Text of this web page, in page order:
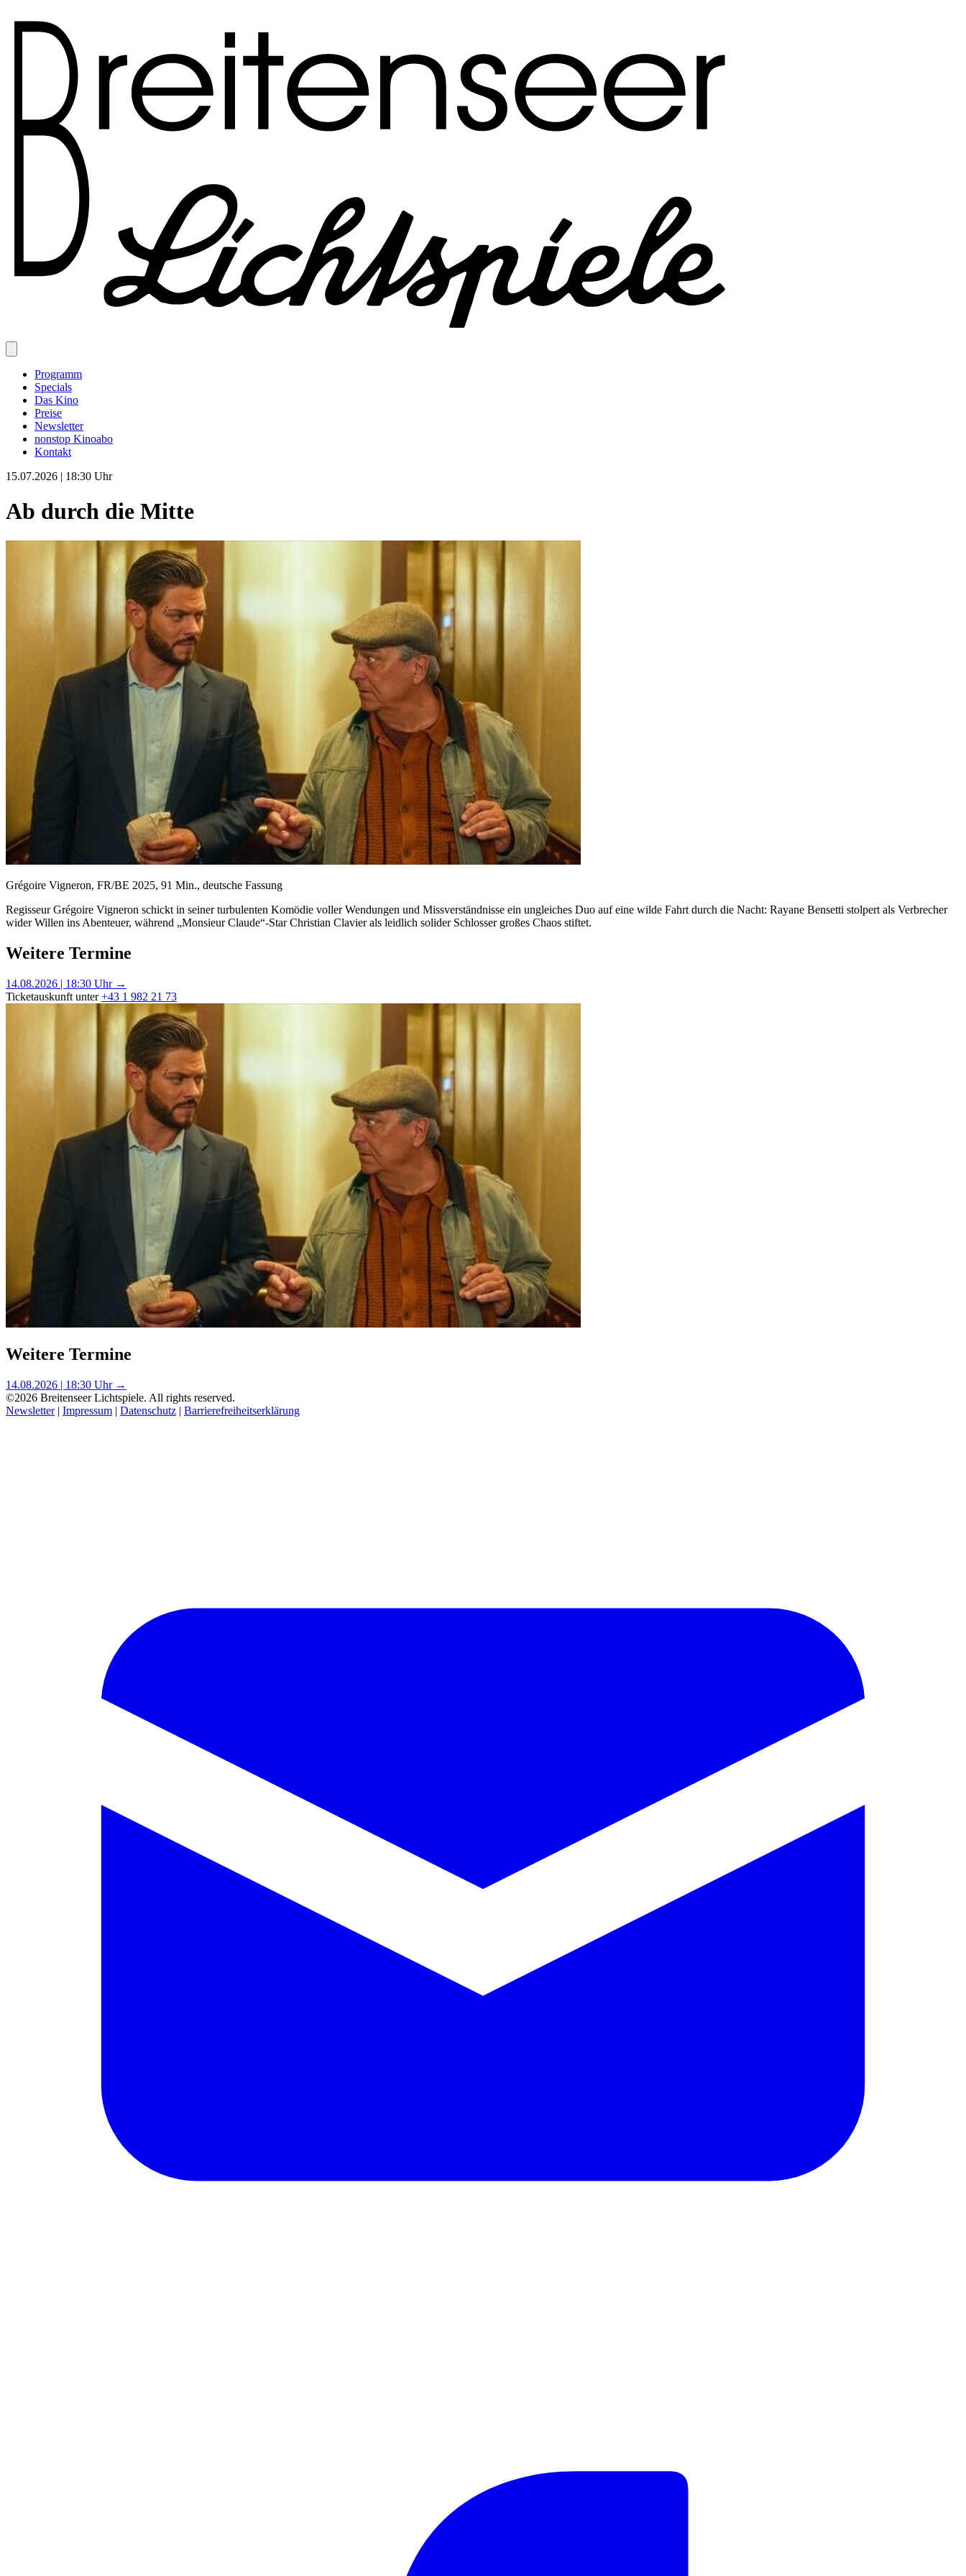
Programm
Specials
Das Kino
Preise
Newsletter
nonstop Kinoabo
Kontakt
15.07.2026 | 18:30 Uhr
Ab durch die Mitte
Grégoire Vigneron, FR/BE 2025, 91 Min., deutsche Fassung
Regisseur Grégoire Vigneron schickt in seiner turbulenten Komödie voller Wendungen und Missverständnisse ein ungleiches Duo auf eine wilde Fahrt durch die Nacht: Rayane Bensetti stolpert als Verbrecher
wider Willen ins Abenteuer, während „Monsieur Claude“-Star Christian Clavier als leidlich solider Schlosser großes Chaos stiftet.
Weitere Termine
14.08.2026 | 18:30 Uhr →
Ticketauskunft unter+43 1 982 21 73
Weitere Termine
14.08.2026 | 18:30 Uhr →
©2026 Breitenseer Lichtspiele. All rights reserved.
Newsletter| Impressum | Datenschutz | Barrierefreiheitserklärung